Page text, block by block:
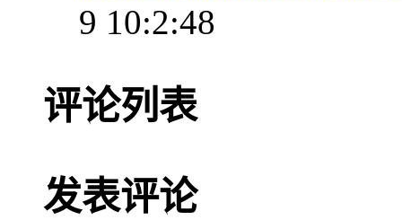
9 10:2:48
评论列表
发表评论